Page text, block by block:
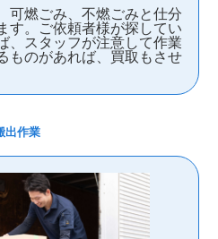
可燃ごみ、不燃ごみと仕分
す。ご依頼者様が探してい
、スタッフが注意して作業
ものがあれば、買取もさせ
出作業